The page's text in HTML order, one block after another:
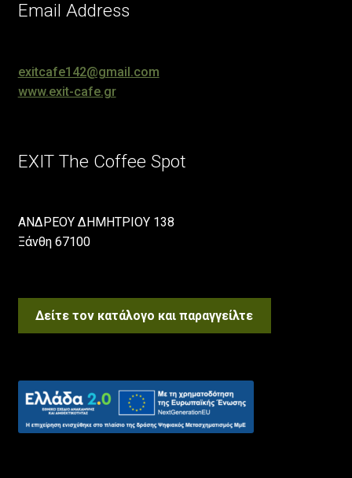
Email Address
exitcafe142@gmail.com
www.exit-cafe.gr
EXIT The Coffee Spot
ΑΝΔΡΕΟΥ ΔΗΜΗΤΡΙΟΥ 138
Ξάνθη 67100
Δείτε τον κατάλογο και παραγγείλτε